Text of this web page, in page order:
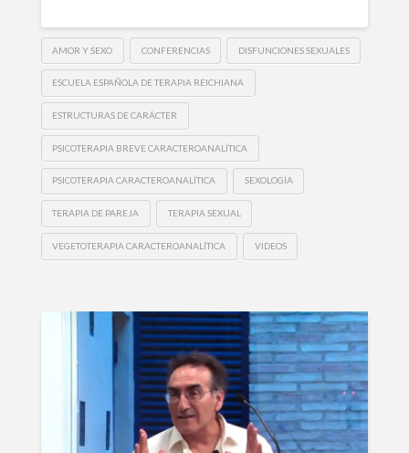
AMOR Y SEXO CONFERENCIAS DISFUNCIONES SEXUALES
ESCUELA ESPAÑOLA DE TERAPIA REICHIANA
ESTRUCTURAS DE CARÁCTER
PSICOTERAPIA BREVE CARACTEROANALÍTICA
PSICOTERAPIA CARACTEROANALÍTICA SEXOLOGÍA
TERAPIA DE PAREJA TERAPIA SEXUAL
VEGETOTERAPIA CARACTEROANALÍTICA VIDEOS